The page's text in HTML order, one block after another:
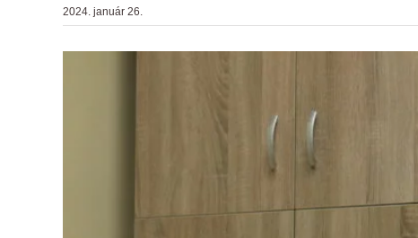
2024. január 26.